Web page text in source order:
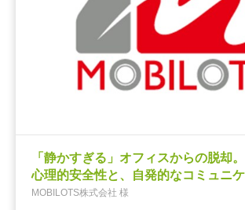
「静かすぎる」オフィスからの脱却
心理的安全性と、自発的なコミュニケ
MOBILOTS株式会社 様